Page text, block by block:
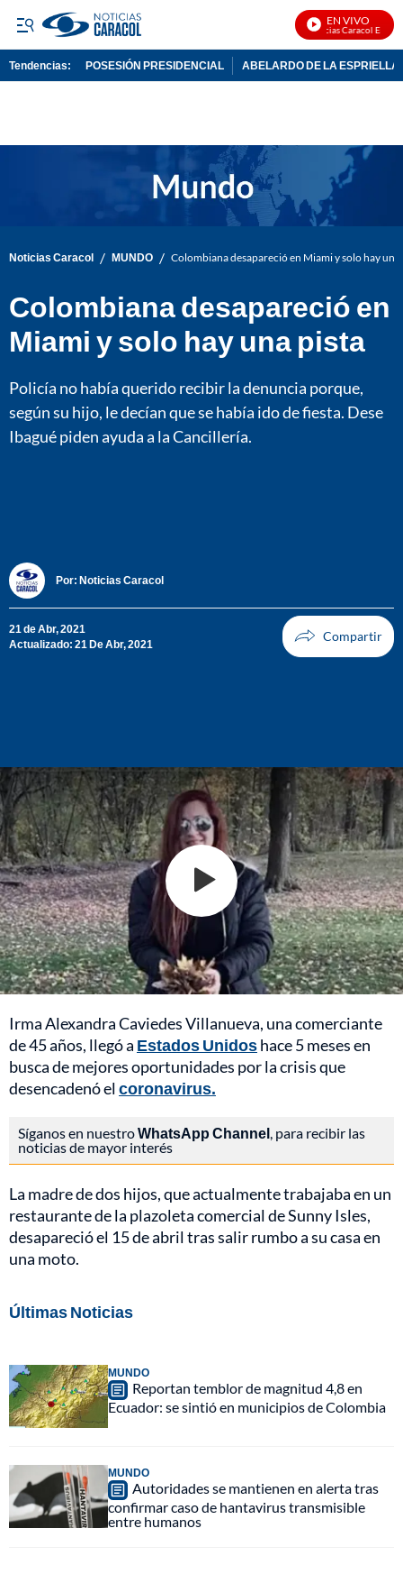
EN VIVO
Noticias Caracol En Vivo
Tendencias: POSESIÓN PRESIDENCIAL ABELARDO DE LA ESPRIELLA
Noticias Caracol / MUNDO / Colombiana desapareció en Miami y solo hay una
Colombiana desapareció en
Miami y solo hay una pista
Policía no había querido recibir la denuncia porque,
según su hijo, le decían que se había ido de fiesta. Dese
Ibagué piden ayuda a la Cancillería.
Por: Noticias Caracol
21 de Abr, 2021
Actualizado: 21 De Abr, 2021
Irma Alexandra Caviedes Villanueva, una comerciante
de 45 años, llegó a Estados Unidoshace 5 meses en
busca de mejores oportunidades por la crisis que
desencadenó elcoronavirus.
Síganos en nuestroWhatsApp Channel , para recibir las
noticias de mayor interés
La madre de dos hijos, que actualmente trabajaba en un
restaurante de la plazoleta comercial de Sunny Isles,
desapareció el 15 de abril tras salir rumbo a su casa en
una moto.
Últimas Noticias
MUNDO
Reportan temblor de magnitud 4,8 en
Ecuador: se sintió en municipios de Colombia
MUNDO
Autoridades se mantienen en alerta tras
confirmar caso de hantavirus transmisible
entre humanos